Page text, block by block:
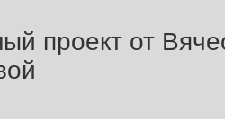
проект от